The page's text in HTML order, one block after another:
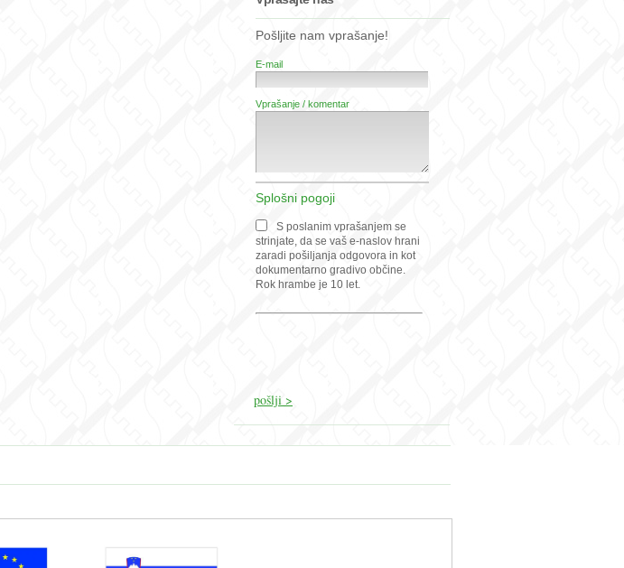
Pošljite nam vprašanje!
E-mail
Vprašanje / komentar
Splošni pogoji
S poslanim vprašanjem se
strinjate, da se vaš e-naslov hrani
zaradi pošiljanja odgovora in kot
dokumentarno gradivo občine.
Rok hrambe je 10 let.